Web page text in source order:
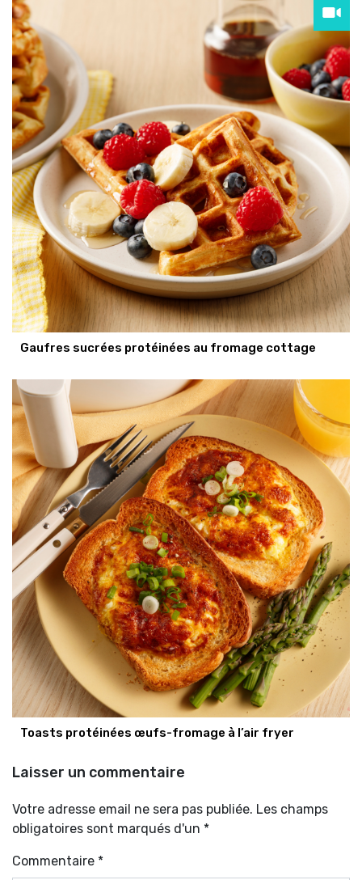
Gaufres sucrées protéinées au fromage cottage
Toasts protéinées œufs-fromage à l’air fryer
Laisser un commentaire
Votre adresse email ne sera pas publiée. Les champs
obligatoires sont marqués d'un *
Commentaire *